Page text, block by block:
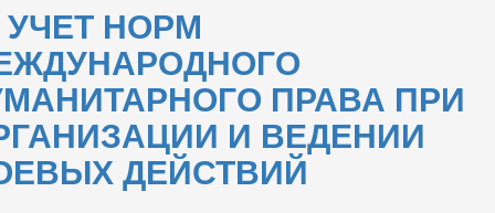
УЧЕТ НОРМ
ПРАВА ПРИ
И ВЕДЕНИИ
ДЕЙСТВИЙ